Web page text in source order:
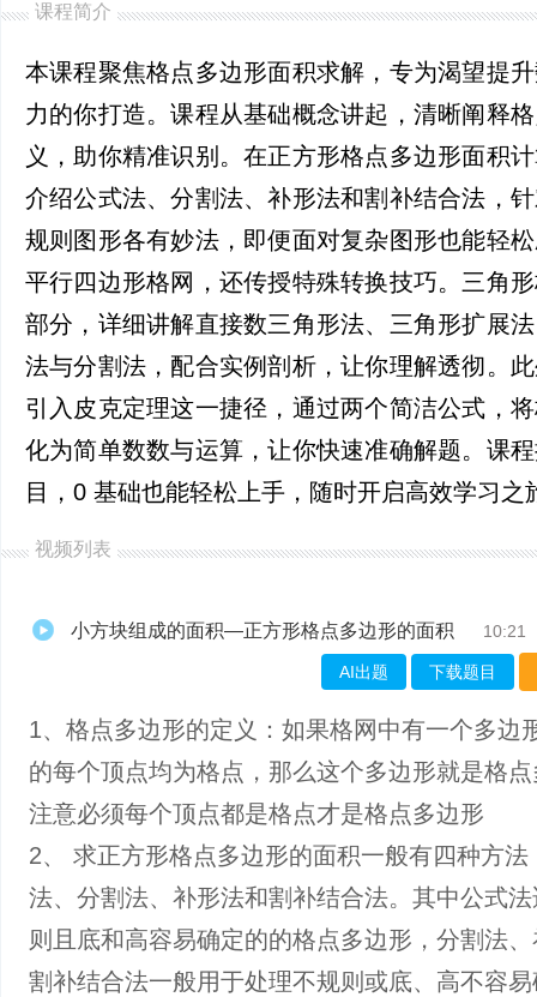
课程简介
本课程聚焦格点多边形面积求解，专为渴望提
力的你打造。课程从基础概念讲起，清晰阐释
义，助你精准识别。在正方形格点多边形面积
介绍公式法、分割法、补形法和割补结合法，
规则图形各有妙法，即便面对复杂图形也能轻
平行四边形格网，还传授特殊转换技巧。三角
部分，详细讲解直接数三角形法、三角形扩展
法与分割法，配合实例剖析，让你理解透彻。
引入皮克定理这一捷径，通过两个简洁公式，
化为简单数数与运算，让你快速准确解题。课
目，0 基础也能轻松上手，随时开启高效学习之
视频列表
小方块组成的面积—正方形格点多边形的面积 10:21
AI出题 下载题目
1、格点多边形的定义：如果格网中有一个多边
的每个顶点均为格点，那么这个多边形就是格
注意必须每个顶点都是格点才是格点多边形
2、 求正方形格点多边形的面积一般有四种方法
法、分割法、补形法和割补结合法。其中公式
则且底和高容易确定的的格点多边形，分割法
割补结合法一般用于处理不规则或底、高不容